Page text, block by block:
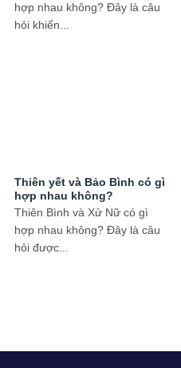
hợp nhau không? Đây là câu
hỏi khiến...
Thiên yết và Bảo Bình có gì
hợp nhau không?
Thiên Bình và Xử Nữ có gì
hợp nhau không? Đây là câu
hỏi được...